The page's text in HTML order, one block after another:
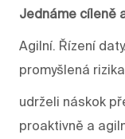
Jednáme cíleně
Agilní. Řízení
promyšlená
udrželi náskok
proaktivně a